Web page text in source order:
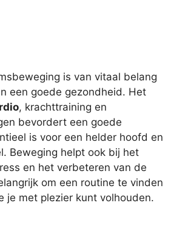
is van vitaal belang
een goede gezondheid. Het
, krachttraining en
bevordert een goede
is voor een helder hoofd en
Beweging helpt ook bij het
en het verbeteren van de
om een routine te vinden
je met plezier kunt volhouden.